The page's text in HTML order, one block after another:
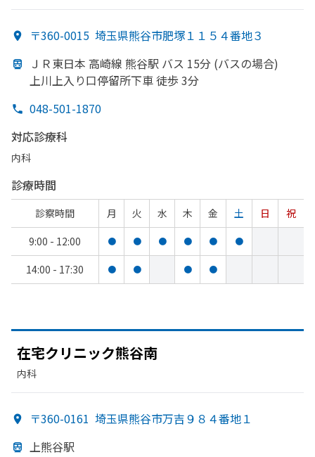
〒360-0015 埼玉県熊谷市肥塚１１５４番地３
ＪＲ東日本 高崎線 熊谷駅 バス 15分 (バスの場合)
上川上入り口停留所下車 徒歩 3分
048-501-1870
対応診療科
内科
診療時間
診察時間 月 火 水 木 金 土 日
祝
9:00 - 12:00
● ● ● ● ● ●
14:00 - 17:30 ● ● ● ●
在宅クリニック熊谷南
内科
〒360-0161 埼玉県熊谷市万吉９８４番地１
上熊谷駅